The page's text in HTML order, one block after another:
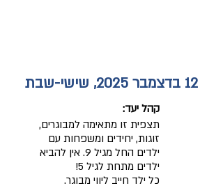
12 בדצמבר 2025, שישי-שבת
קהל יעד:
תצפית זו מתאימה למבוגרים,
זוגות, יחידים ומשפחות עם
ילדים החל מגיל 9
. אין להביא
ילדים מתחת לגיל 5!
כל ילד חייב ליווי מבוגר.